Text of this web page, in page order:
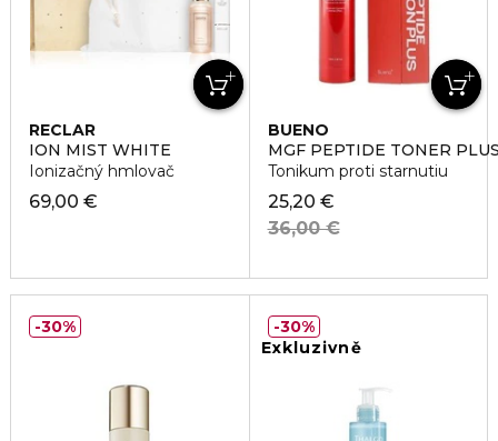
RECLAR
ION MIST WHITE
Ionizačný hmlovač
69,00 €
BUENO
MGF PEPTIDE TONER
Tonikum proti starnutiu
25,20 €
36,00 €
30%
Exkluzivně
30%